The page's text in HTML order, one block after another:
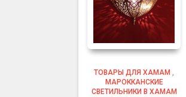
ТОВАРЫ ДЛЯ ХАМАМ ,
МАРОККАНСКИЕ
СВЕТИЛЬНИКИ В ХАМАМ